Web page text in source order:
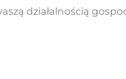
działalnością